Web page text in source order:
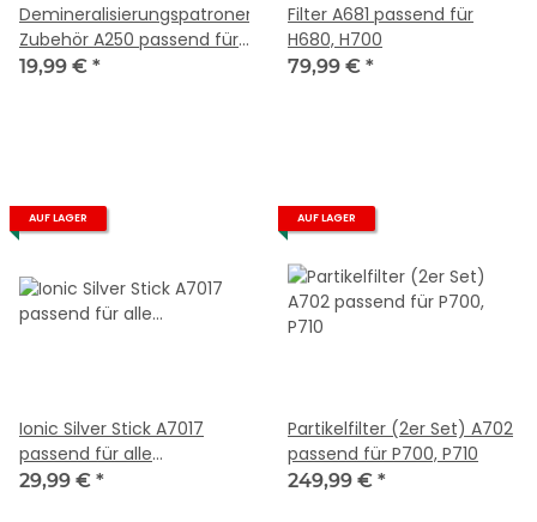
Demineralisierungspatronen-
Zubehör A250 passend für
alle Luftbefeuchter,
19,99 € *
Filter A681 passend für
H680, H700
79,99 € *
AUF LAGER
Ionic Silver Stick A7017
passend für alle
Luftbefeuchter
29,99 € *
AUF LAGER
Partikelfilter (2er Set) A702
passend für P700, P710
249,99 € *